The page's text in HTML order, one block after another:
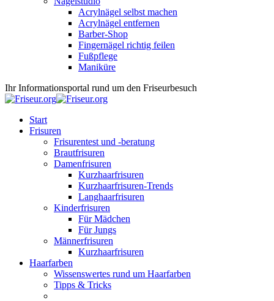
Acrylnägel selbst machen
Acrylnägel entfernen
Barber-Shop
Fingernägel richtig feilen
Fußpflege
Maniküre
Ihr Informationsportal rund um den Friseurbesuch
Start
Frisuren
Frisurentest und -beratung
Brautfrisuren
Damenfrisuren
Kurzhaarfrisuren
Kurzhaarfrisuren-Trends
Langhaarfrisuren
Kinderfrisuren
Für Mädchen
Für Jungs
Männerfrisuren
Kurzhaarfrisuren
Haarfarben
Wissenswertes rund um Haarfarben
Tipps & Tricks